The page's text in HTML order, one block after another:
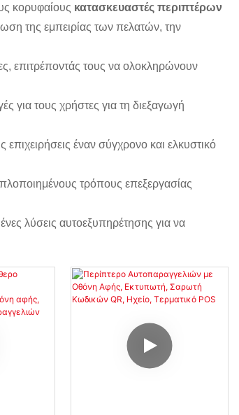
κορυφαίους κατασκευαστές περιπτέρων
της εμπειρίας των πελατών, την
επιτρέποντάς τους να ολοκληρώνουν
για τους χρήστες για τη διεξαγωγή
έναν σύγχρονο και ελκυστικό
τρόπους επεξεργασίας
λύσεις αυτοεξυπηρέτησης για να